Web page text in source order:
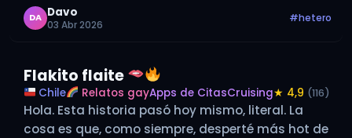
estuviéramos solos los…
DA Davo
03 Abr 2026
#hetero
Flakito flaite
Chile Relatos gayApps de CitasCruising★ 4,9 (116)
Hola. Esta historia pasó hoy mismo, literal. La
cosa es que, como siempre, desperté más hot de